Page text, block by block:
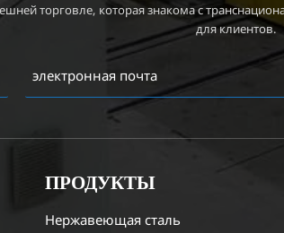
торговле, которая знакома с
для клиентов.
ПРОДУКТЫ
Нержавеющая сталь